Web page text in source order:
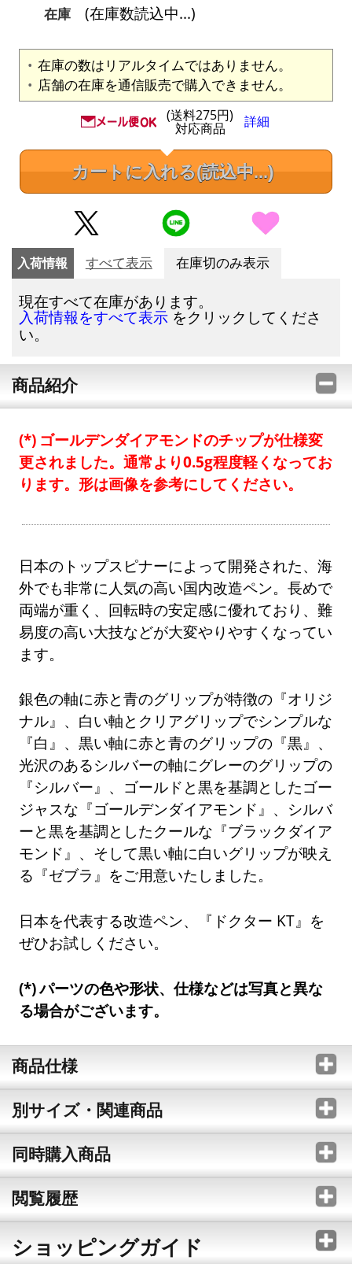
在庫
(在庫数読込中...)
在庫の数はリアルタイムではありません。
店舗の在庫を通信販売で購入できません。
(送料275円)
対応商品 詳細
カートに入れる(読込中...)
入荷情報 すべて表示 在庫切のみ表示
現在すべて在庫があります。
入荷情報をすべて表示 をクリックしてくださ
い。
商品紹介
ゴールデンダイアモンドのチップが仕様変
更されました。通常より0.5g程度軽くなってお
ります。形は画像を参考にしてください。
日本のトップスピナーによって開発された、海
外でも非常に人気の高い国内改造ペン。長めで
両端が重く、回転時の安定感に優れており、難
易度の高い大技などが大変やりやすくなってい
ます。
銀色の軸に赤と青のグリップが特徴の『オリジ
ナル』、白い軸とクリアグリップでシンプルな
『白』、黒い軸に赤と青のグリップの『黒』、
光沢のあるシルバーの軸にグレーのグリップの
『シルバー』、ゴールドと黒を基調としたゴー
ジャスな『ゴールデンダイアモンド』、シルバ
ーと黒を基調としたクールな『ブラックダイア
モンド』、そして黒い軸に白いグリップが映え
る『ゼブラ』をご用意いたしました。
日本を代表する改造ペン、『ドクター KT』を
ぜひお試しください。
パーツの色や形状、仕様などは写真と異な
る場合がございます。
商品仕様
別サイズ・関連商品
同時購入商品
閲覧履歴
ショッピングガイド